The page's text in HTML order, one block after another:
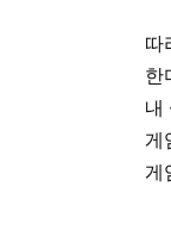
따
한
내
게
게